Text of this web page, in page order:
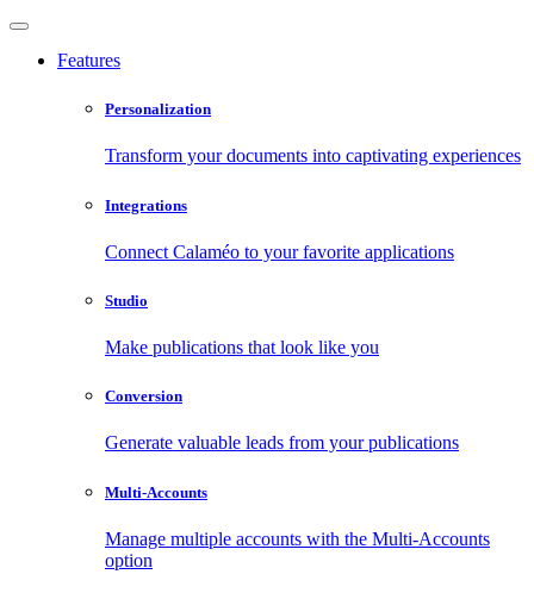
Features
Personalization
Transform your documents into captivating experiences
Integrations
Connect Calaméo to your favorite applications
Studio
Make publications that look like you
Conversion
Generate valuable leads from your publications
Multi-Accounts
Manage multiple accounts with the Multi-Accounts
option